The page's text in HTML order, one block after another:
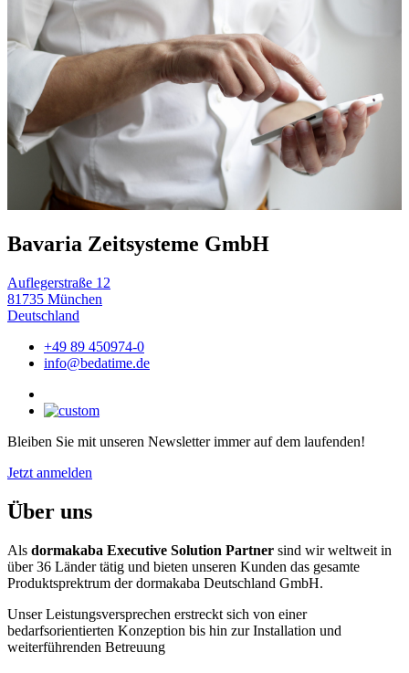
Bavaria Zeitsysteme GmbH
Auflegerstraße 12
81735 München
Deutschland
+49 89 450974-0
info@bedatime.de
Bleiben Sie mit unseren Newsletter immer auf dem laufenden!
Jetzt anmelden
Über uns
Als dormakaba Executive Solution Partner sind wir weltweit in
über 36 Länder tätig und bieten unseren Kunden das gesamte
Produktsprektrum der dormakaba Deutschland GmbH.
Unser Leistungsversprechen erstreckt sich von einer
bedarfsorientierten Konzeption bis hin zur Installation und
weiterführenden Betreuung